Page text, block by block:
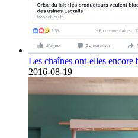
Les chaînes ont-elles encore
2016-08-19